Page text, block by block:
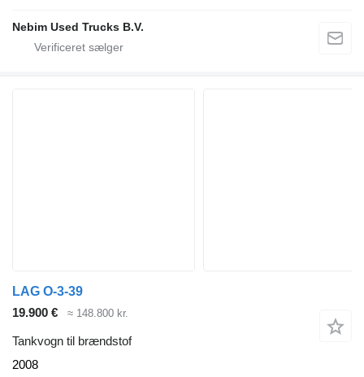
Nebim Used Trucks B.V.
LAG O-3-39
19.900 €
≈ 148.800 kr.
Tankvogn til brændstof
2008